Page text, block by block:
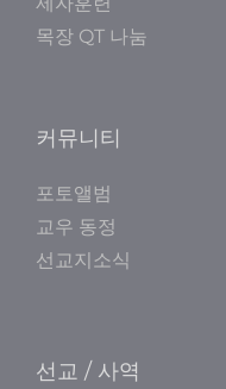
목장 QT 나눔
커뮤니티
포토앨범
교우 동정
선교지소식
선교 / 사역